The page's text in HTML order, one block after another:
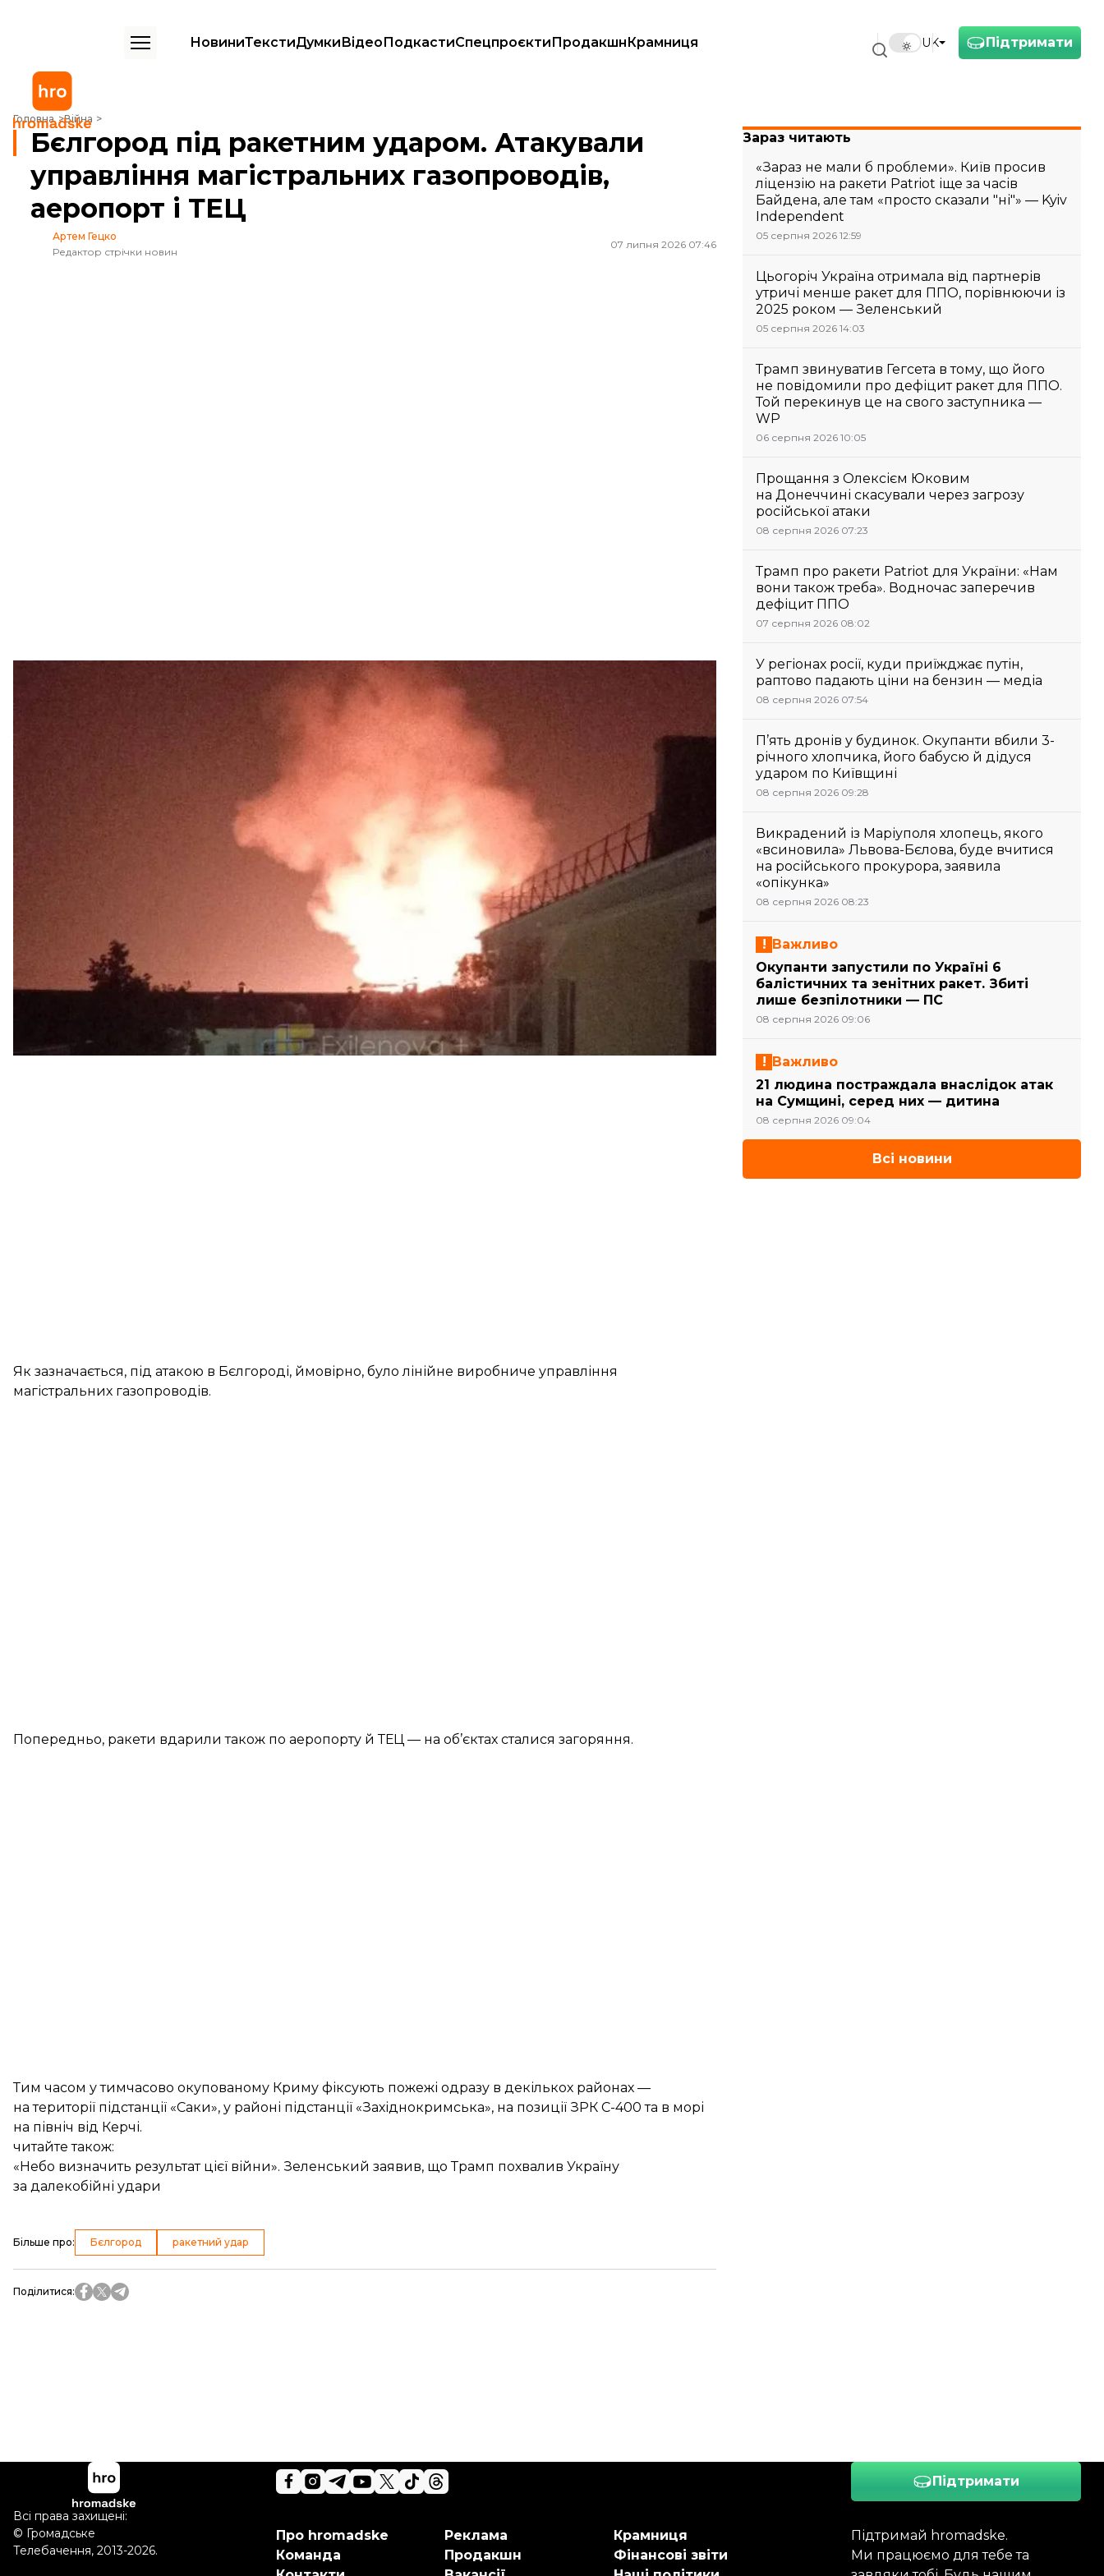
Підтримати
UK
НовиниТекстиДумкиВідеоПодкастиСпецпроєктиПродакшнКрамниця
Головна Війна
Бєлгород під ракетним ударом. Атакували управління магістральних газопроводів, аеропорт і ТЕЦ
Бєлгород під ракетним ударом. Атакували
управління магістральних газопроводів,
аеропорт і ТЕЦ
Артем Гецко
Редактор стрічки новин
07 липня 2026 07:46
Наслідки ракетного удару по Бєлгороду, 7 липня 2026 року
Соцмережі
Бєлгород у росії опинився під ракетним ударом. Після атаки там палають лінійне виробниче
управління магістральних газопроводів, аеропорт й теплова електростанція.
губернатор Бєлгородської області Олександр Шуваєв.
Шуваєв підтвердив, що Бєлгород і околиці перебували під ракетною атакою. Губернатор повідомив
про пошкодження енергетичної інфраструктури.
Як зазначається, під атакою в Бєлгороді, ймовірно, було лінійне виробниче управління
магістральних газопроводів.
Попередньо, ракети вдарили також по аеропорту й ТЕЦ — на об’єктах сталися загоряння.
Тим часом у тимчасово окупованому Криму фіксують пожежі одразу в декількох районах —
на території підстанції «Саки», у районі підстанції «Західнокримська», на позиції ЗРК С-400 та в морі
на північ від Керчі.
читайте також:
«Небо визначить результат цієї війни». Зеленський заявив, що Трамп похвалив Україну
за далекобійні удари
Більше про: Бєлгород ракетний удар
Поділитися:
Зараз читають
«Зараз не мали б проблеми». Київ просив
ліцензію на ракети Patriot іще за часів
Байдена, але там «просто сказали "ні"» — Kyiv
Independent
05 серпня 2026 12:59
Цьогоріч Україна отримала від партнерів
утричі менше ракет для ППО, порівнюючи із
2025 роком — Зеленський
05 серпня 2026 14:03
Трамп звинуватив Гегсета в тому, що його
не повідомили про дефіцит ракет для ППО.
Той перекинув це на свого заступника —
WP
06 серпня 2026 10:05
Прощання з Олексієм Юковим
на Донеччині скасували через загрозу
російської атаки
08 серпня 2026 07:23
Трамп про ракети Patriot для України: «Нам
вони також треба». Водночас заперечив
дефіцит ППО
07 серпня 2026 08:02
У регіонах росії, куди приїжджає путін,
раптово падають ціни на бензин — медіа
08 серпня 2026 07:54
П’ять дронів у будинок. Окупанти вбили 3-
річного хлопчика, його бабусю й дідуся
ударом по Київщині
08 серпня 2026 09:28
Викрадений із Маріуполя хлопець, якого
«всиновила» Львова-Бєлова, буде вчитися
на російського прокурора, заявила
«опікунка»
08 серпня 2026 08:23
Важливо
Окупанти запустили по Україні 6
балістичних та зенітних ракет. Збиті
лише безпілотники — ПС
08 серпня 2026 09:06
Важливо
21 людина постраждала внаслідок атак
на Сумщині, серед них — дитина
08 серпня 2026 09:04
Всі новини
Підтримати
Підтримай hromadske.
Ми працюємо для тебе та
Про hromadske
Команда
Реклама
Продакшн
Крамниця
Фінансові звіти
Всі права захищені:
© Громадське
Телебачення, 2013-2026.